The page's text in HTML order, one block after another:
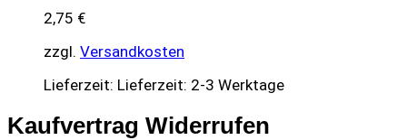
2,75 €
zzgl. Versandkosten
Lieferzeit: Lieferzeit: 2-3 Werktage
Kaufvertrag Widerrufen